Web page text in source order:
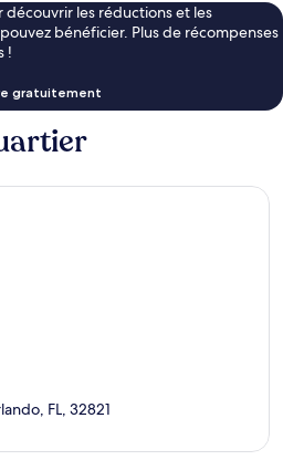
les réductions et les
bénéficier. Plus de récompenses
!
gratuitement
FL, 32821